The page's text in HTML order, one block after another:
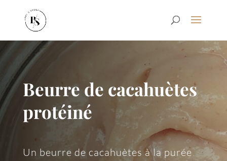
Beurre de cacahuètes
protéiné
Un beurre de cacahuètes à la purée